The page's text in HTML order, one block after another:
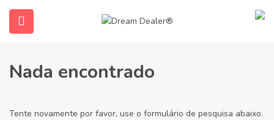
Casa Artigos postados por door-repairs-near-me9299
Door-Repairs-Near-Me9299
Nada encontrado
Tente novamente por favor, use o formulário de pesquisa abaixo.